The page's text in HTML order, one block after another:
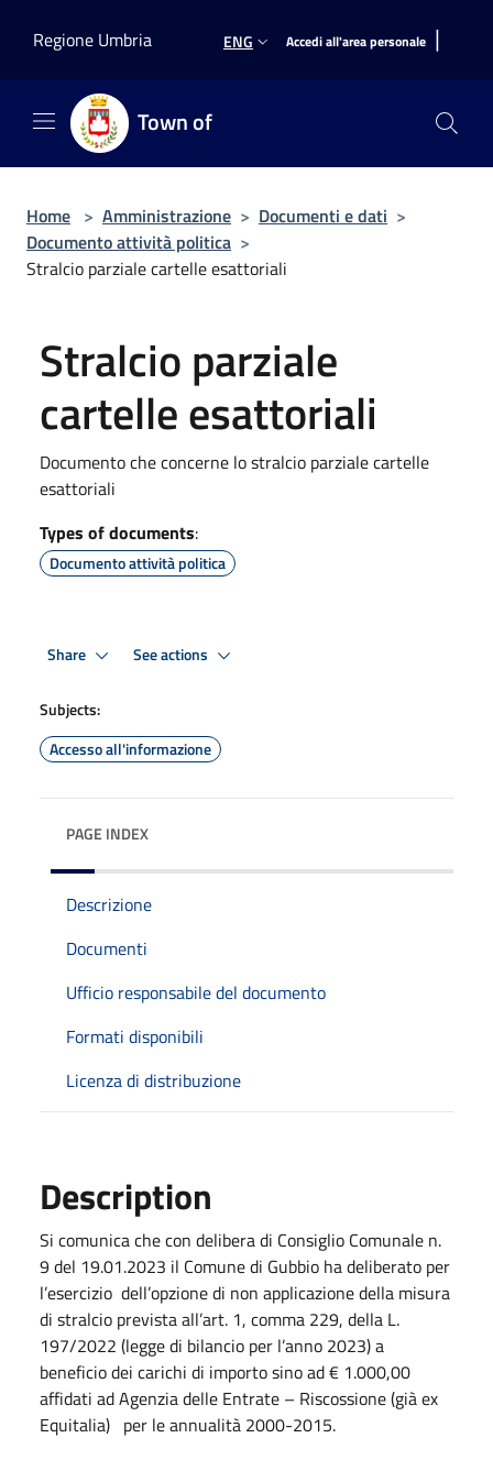
Regione Umbria
ENG Accedi all'area personale |
Town of
Home > Amministrazione > Documenti e dati >
Documento attività politica >
Stralcio parziale cartelle esattoriali
Stralcio parziale
cartelle esattoriali
Documento che concerne lo stralcio parziale cartelle
esattoriali
Types of documents:
Documento attività politica
Share See actions
Subjects:
Accesso all'informazione
PAGE INDEX
Descrizione
Documenti
Ufficio responsabile del documento
Formati disponibili
Licenza di distribuzione
Description
Si comunica che con delibera di Consiglio Comunale n.
9 del 19.01.2023 il Comune di Gubbio ha deliberato per
l’esercizio dell’opzione di non applicazione della misura
di stralcio prevista all’art. 1, comma 229, della L.
197/2022 (legge di bilancio per l’anno 2023) a
beneficio dei carichi di importo sino ad € 1.000,00
affidati ad Agenzia delle Entrate – Riscossione (già ex
Equitalia) per le annualità 2000-2015.